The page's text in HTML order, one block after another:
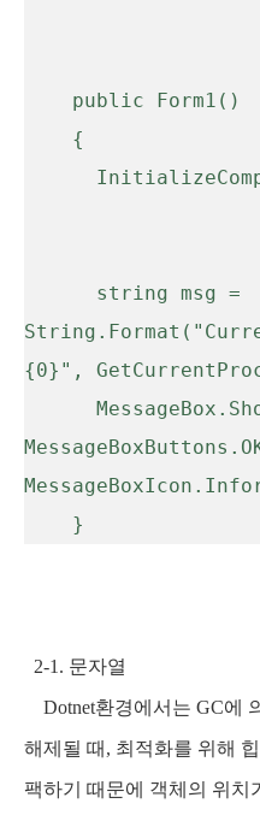
{0}",
2-1. 문자열
Dotnet환경에서는 GC에
해제될 때, 최적화를 위해
팩하기 때문에 객체의 위치